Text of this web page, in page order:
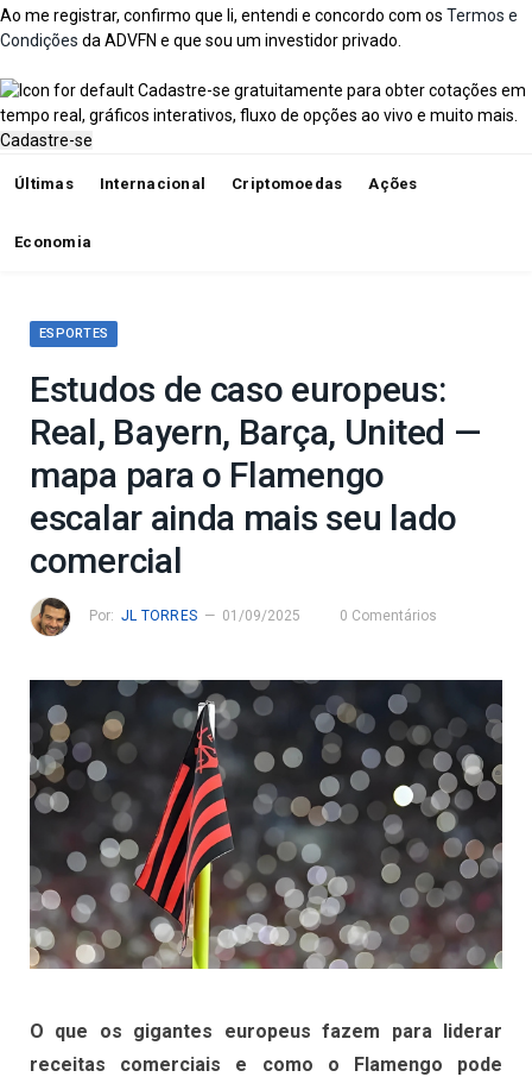
Ao me registrar, confirmo que li, entendi e concordo com os Termos e
Condições da ADVFN e que sou um investidor privado.
Cadastre-se gratuitamente para obter cotações em
tempo real, gráficos interativos, fluxo de opções ao vivo e muito mais.
Cadastre-se
Últimas Internacional Criptomoedas Ações
Economia
ESPORTES
Estudos de caso europeus:
Real, Bayern, Barça, United —
mapa para o Flamengo
escalar ainda mais seu lado
comercial
Por: JL TORRES 01/09/2025 0 Comentários
O que os gigantes europeus fazem para liderar
receitas comerciais e como o Flamengo pode